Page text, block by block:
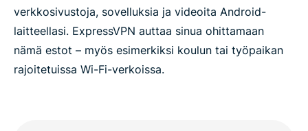
verkkosivustoja, sovelluksia ja videoita Android-
laitteellasi. ExpressVPN auttaa sinua ohittamaan
nämä estot – myös esimerkiksi koulun tai työpaikan
rajoitetuissa Wi-Fi-verkoissa.